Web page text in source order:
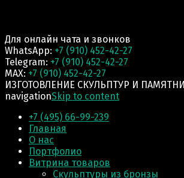
Для онлайн чата и звонков
WhatsApp: +7 (910) 452-42-27
Telegram: +7 (910) 452-42-27
MAX: +7 (910) 452-42-27
ИЗГОТОВЛЕНИЕ СКУЛЬПТУР И
navigationSkip to content
+7 (495) 66-99-239
Главная
О нас
Портфолио
Витрина товаров
Скульптуры из бронзы